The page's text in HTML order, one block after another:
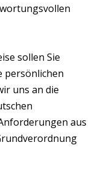
sollen Sie
persönlichen
uns an die
aus